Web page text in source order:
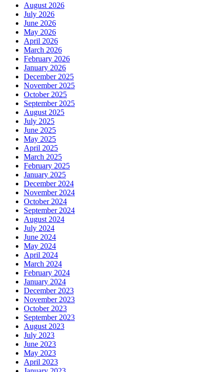
August 2026
July 2026
June 2026
May 2026
April 2026
March 2026
February 2026
January 2026
December 2025
November 2025
October 2025
September 2025
August 2025
July 2025
June 2025
May 2025
April 2025
March 2025
February 2025
January 2025
December 2024
November 2024
October 2024
September 2024
August 2024
July 2024
June 2024
May 2024
April 2024
March 2024
February 2024
January 2024
December 2023
November 2023
October 2023
September 2023
August 2023
July 2023
June 2023
May 2023
April 2023